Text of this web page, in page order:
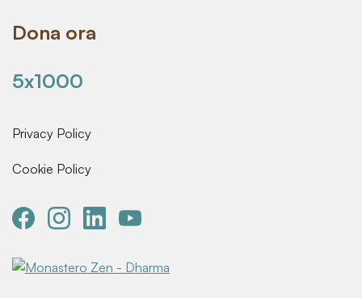
Dona ora
5x1000
Privacy Policy
Cookie Policy